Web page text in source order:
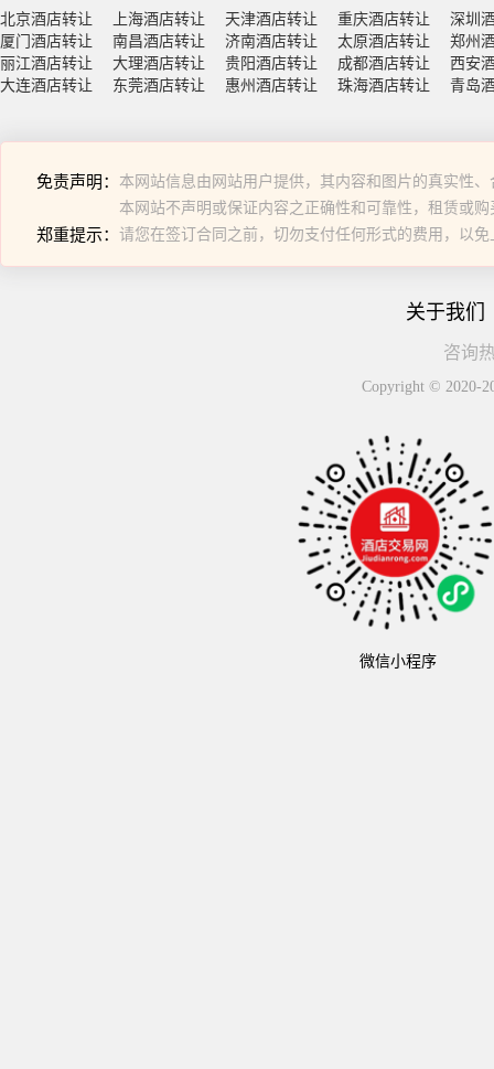
北京酒店转让 上海酒店转让 天津酒店转让 重庆酒店转让
深圳
厦门酒店转让
南昌酒店转让 济南酒店转让 太原酒店转让
郑州
丽江酒店转让
大理酒店转让 贵阳酒店转让 成都酒店转让
西安
大连酒店转让
东莞酒店转让 惠州酒店转让 珠海酒店转让 青岛
免责声明： 本网站信息由网站用户提供，其内容和图片的真实性
本网站不声明或保证内容之正确性和可靠性，租赁或
郑重提示： 请您在签订合同之前，切勿支付任何形式的费用，以免
关于我们
咨询
Copyright © 2020-
微信小程序